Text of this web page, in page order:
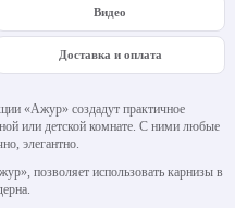
Видео
Доставка и оплата
«Ажур» создадут практичное
или детской комнате. С ними любые
элегантно.
позволяет использовать карнизы в